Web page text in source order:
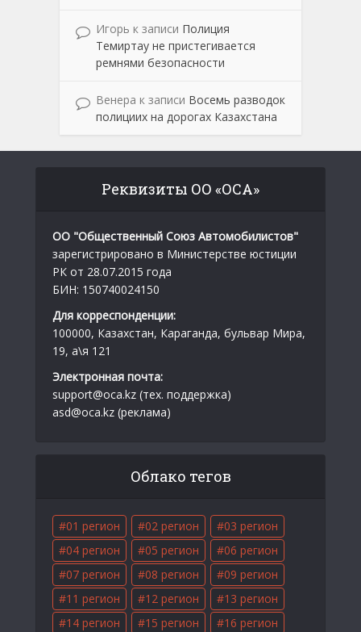
Игорь к записи Полиция
Темиртау не пристегивается
ремнями безопасности
Венера к записи Восемь разводок
полициих на дорогах Казахстана
Реквизиты ОО «ОСА»
ОО "Общественный Союз Автомобилистов"
зарегистрировано в Министерстве юстиции
РК от 28.07.2015 года
БИН: 150740024150
Для корреспонденции:
100000, Казахстан, Караганда, бульвар Мира,
19, а\я 121
Электронная почта:
support@oca.kz (тех. поддержка)
asd@oca.kz (реклама)
Облако тегов
01 регион 02 регион
03 регион
04 регион
05 регион
06 регион
07 регион
08 регион
09 регион
11 регион
12 регион
13 регион
14 регион
15 регион 16 регион